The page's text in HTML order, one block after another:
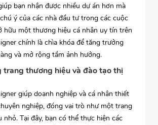
bạn nhận được nhiều dự án hơn mà
ý của các nhà đầu tư trong các cuộc
hữu một thương hiệu cá nhân uy tín trên
chính là chìa khóa để tăng trưởng
và mở rộng tầm ảnh hưởng.
trang thương hiệu và đào tạo thị
giúp doanh nghiệp và cá nhân thiết
nghiệp, đóng vai trò như một trang
Tại đây, bạn có thể thực hiện các